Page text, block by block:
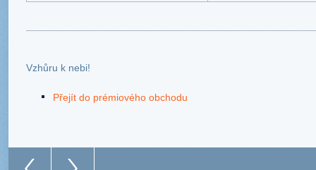
Vzhůru k nebi!
Přejít do prémiového obchodu